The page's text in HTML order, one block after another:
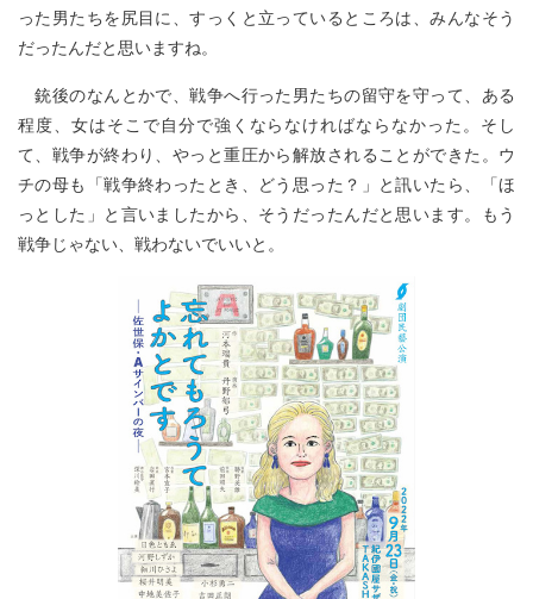
った男たちを尻目に、すっくと立っているところは、みんなそう
だったんだと思いますね。
銃後のなんとかで、戦争へ行った男たちの留守を守って、ある
程度、女はそこで自分で強くならなければならなかった。そし
て、戦争が終わり、やっと重圧から解放されることができた。ウ
チの母も「戦争終わったとき、どう思った？」と訊いたら、「ほ
っとした」と言いましたから、そうだったんだと思います。もう
戦争じゃない、戦わないでいいと。